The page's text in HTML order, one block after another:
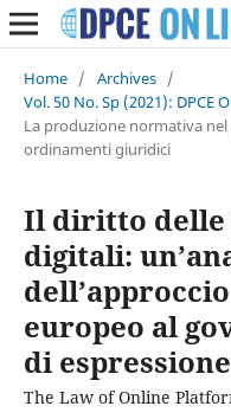
Home / Archives /
Vol. 50 No. Sp (2021): DPCE
La produzione normativa
ordinamenti giuridici
Il diritto
digitali:
europeo al
di espressione
The Law of Online